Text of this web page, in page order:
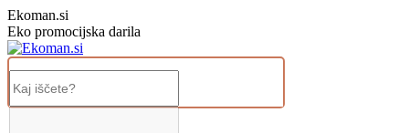
Skip
to
content
Ekoman.si
Eko promocijska darila